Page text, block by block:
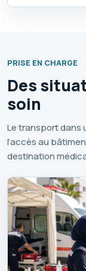
PRISE EN CHARGE
Des
soin
Le transport dans
l’accès au
destination